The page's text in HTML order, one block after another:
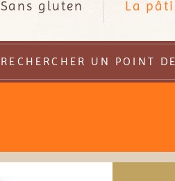
Sans gluten La
RECHERCHER UN POINT